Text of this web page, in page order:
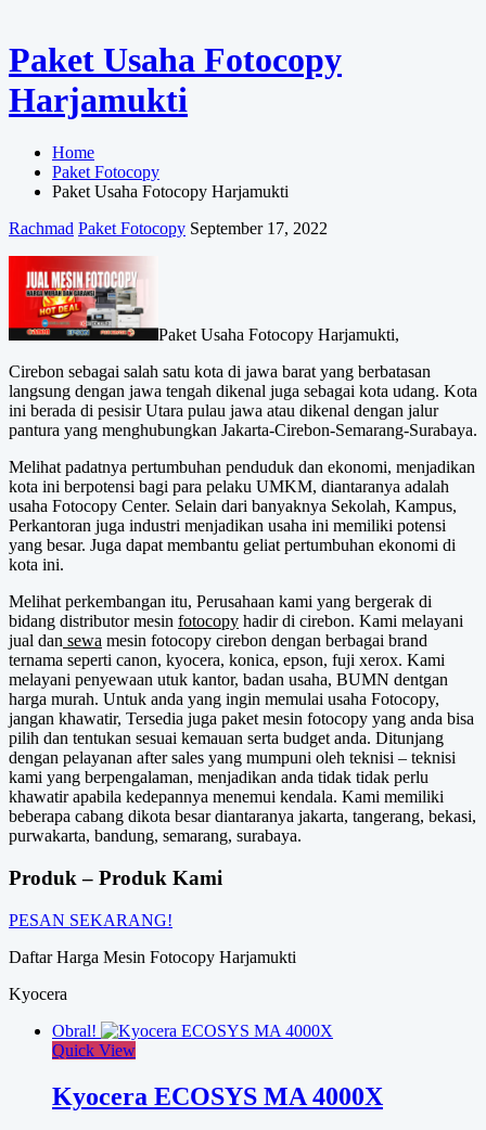
Paket Usaha Fotocopy
Harjamukti
Home
Paket Fotocopy
Paket Usaha Fotocopy Harjamukti
Rachmad Paket Fotocopy September 17, 2022
Paket Usaha Fotocopy Harjamukti,
Cirebon sebagai salah satu kota di jawa barat yang berbatasan
langsung dengan jawa tengah dikenal juga sebagai kota udang. Kota
ini berada di pesisir Utara pulau jawa atau dikenal dengan jalur
pantura yang menghubungkan Jakarta-Cirebon-Semarang-Surabaya.
Melihat padatnya pertumbuhan penduduk dan ekonomi, menjadikan
kota ini berpotensi bagi para pelaku UMKM, diantaranya adalah
usaha Fotocopy Center. Selain dari banyaknya Sekolah, Kampus,
Perkantoran juga industri menjadikan usaha ini memiliki potensi
yang besar. Juga dapat membantu geliat pertumbuhan ekonomi di
kota ini.
Melihat perkembangan itu, Perusahaan kami yang bergerak di
bidang distributor mesin fotocopy hadir di cirebon. Kami melayani
jual dan sewa mesin fotocopy cirebon dengan berbagai brand
ternama seperti canon, kyocera, konica, epson, fuji xerox. Kami
melayani penyewaan utuk kantor, badan usaha, BUMN dentgan
harga murah. Untuk anda yang ingin memulai usaha Fotocopy,
jangan khawatir, Tersedia juga paket mesin fotocopy yang anda bisa
pilih dan tentukan sesuai kemauan serta budget anda. Ditunjang
dengan pelayanan after sales yang mumpuni oleh teknisi – teknisi
kami yang berpengalaman, menjadikan anda tidak tidak perlu
khawatir apabila kedepannya menemui kendala. Kami memiliki
beberapa cabang dikota besar diantaranya jakarta, tangerang, bekasi,
purwakarta, bandung, semarang, surabaya.
Produk – Produk Kami
PESAN SEKARANG!
Daftar Harga Mesin Fotocopy Harjamukti
Kyocera
Obral!
Quick View
Kyocera ECOSYS MA 4000X